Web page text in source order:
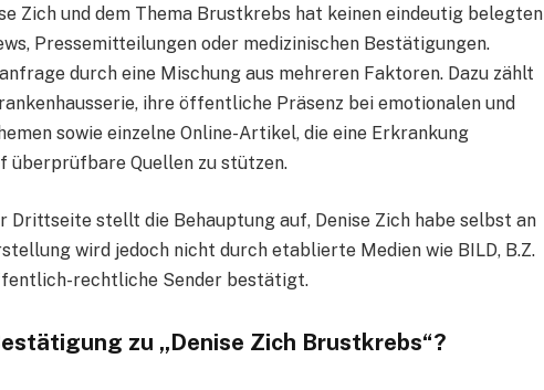
Zich und dem Thema Brustkrebs hat keinen eindeutig belegten
Pressemitteilungen oder medizinischen Bestätigungen.
durch eine Mischung aus mehreren Faktoren. Dazu zählt
ihre öffentliche Präsenz bei emotionalen und
sowie einzelne Online-Artikel, die eine Erkrankung
überprüfbare Quellen zu stützen.
Drittseite stellt die Behauptung auf, Denise Zich habe selbst an
wird jedoch nicht durch etablierte Medien wie BILD, B.Z.
rechtliche Sender bestätigt.
zu „Denise Zich Brustkrebs“?